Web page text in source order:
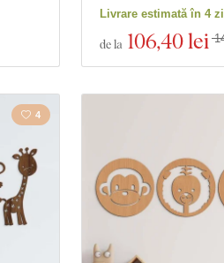
Livrare estimată în 4
de la 106,40 lei
4